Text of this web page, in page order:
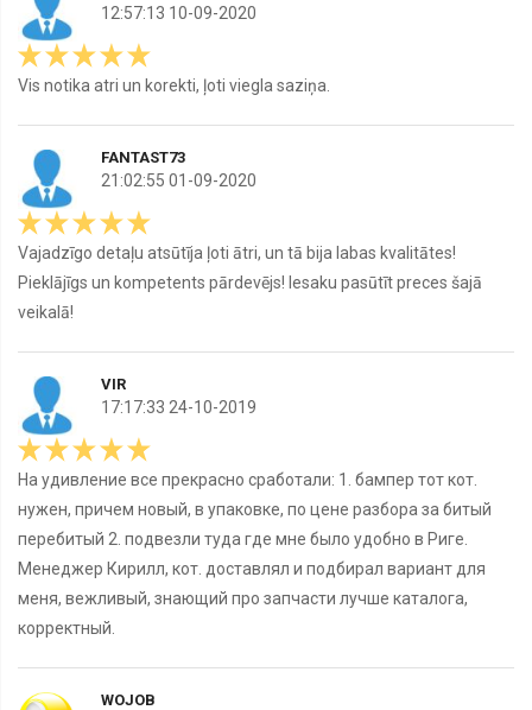
12:57:13 10-09-2020
Vis notika atri un korekti, ļoti viegla saziņa.
FANTAST73
21:02:55 01-09-2020
Vajadzīgo detaļu atsūtīja ļoti ātri, un tā bija labas kvalitātes!
Pieklājīgs un kompetents pārdevējs! Iesaku pasūtīt preces šajā
veikalā!
VIR
17:17:33 24-10-2019
На удивление все прекрасно сработали: 1. бампер тот кот.
нужен, причем новый, в упаковке, по цене разбора за битый
перебитый 2. подвезли туда где мне было удобно в Риге.
Менеджер Кирилл, кот. доставлял и подбирал вариант для
меня, вежливый, знающий про запчасти лучше каталога,
корректный.
WOJOB